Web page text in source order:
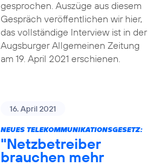
gesprochen. Auszüge aus diesem
Gespräch veröffentlichen wir hier,
das vollständige Interview ist in der
Augsburger Allgemeinen Zeitung
am 19. April 2021 erschienen.
16. April 2021
NEUES TELEKOMMUNIKATIONSGESETZ:
"Netzbetreiber
brauchen mehr